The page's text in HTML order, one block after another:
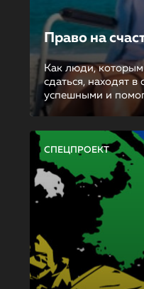
Право на
Как люди,
сдаться, находят в
успешными и
СПЕЦПРОЕКТ